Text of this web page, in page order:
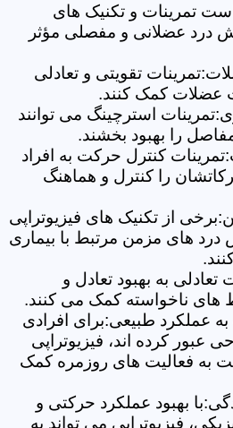
تمرینات و تکنیک های
درد عضلانی و مفصلی مؤثر
تقویتی و تعادلی
عضلات کمک کنند.
استرچینگ می توانند
را بهبود بخشند.
کنترل حرکت به افراد
را کنترل و هماهنگ
از تکنیک های فیزیوتراپی
درد های مزمن مرتبط با بیماری
تعادلی به بهبود تعادل و
های ناخواسته کمک می کنند.
عملکرد طبیعی:برای افرادی
عبور کرده اند، فیزیوتراپی
به فعالیت های روزمره کمک
بهبود عملکرد حرکتی و
فیزیوتراپی می تواند به